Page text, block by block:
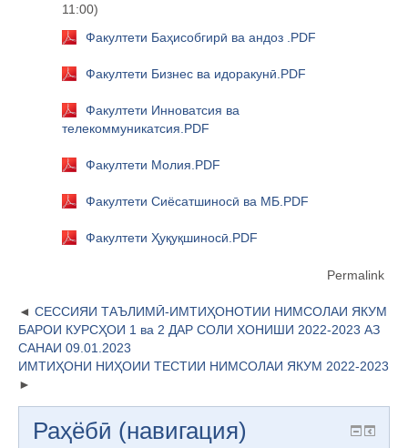
11:00)
Факултети Баҳисобгирӣ ва андоз .PDF
Факултети Бизнес ва идоракунӣ.PDF
Факултети Инноватсия ва
телекоммуникатсия.PDF
Факултети Молия.PDF
Факултети Сиёсатшиносӣ ва МБ.PDF
Факултети Ҳуқуқшиносӣ.PDF
Permalink
СЕССИЯИ ТАЪЛИМӢ-ИМТИҲОНОТИИ НИМСОЛАИ ЯКУМ
БАРОИ КУРСҲОИ 1 ва 2 ДАР СОЛИ ХОНИШИ 2022-2023 АЗ
САНАИ 09.01.2023
ИМТИҲОНИ НИҲОИИ ТЕСТИИ НИМСОЛАИ ЯКУМ 2022-2023
Раҳёбӣ (навигация)